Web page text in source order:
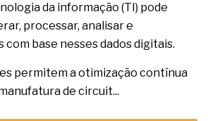
da informação (TI) pode
processar, analisar e
base nesses dados digitais.
permitem a otimização contínua
de circuit...